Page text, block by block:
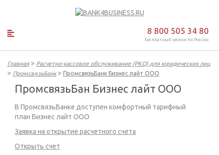
8 800 505 34 80
Бесплатный звонок по России
Главная > Расчетно-кассовое обслуживание (РКО) для юридических лиц
> ПромсвязьБанк> ПромсвязьБанк Бизнес лайт ООО
ПромсвязьБан Бизнес лайт ООО
В ПромсвязьБанке доступен комфортный тарифный
план Бизнес лайт ООО
Заявка на открытие расчетного счета
Открыть счет